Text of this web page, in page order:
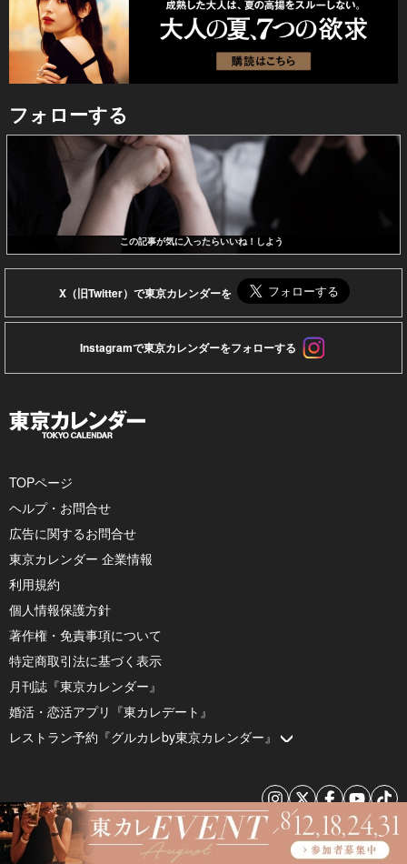
フォローする
この記事が気に入ったらいいね！しよう
X（旧Twitter）で東京カレンダーを
Instagramで東京カレンダーをフォローする
TOPページ
ヘルプ・お問合せ
広告に関するお問合せ
東京カレンダー 企業情報
利用規約
個人情報保護方針
著作権・免責事項について
特定商取引法に基づく表示
月刊誌『東京カレンダー』
婚活・恋活アプリ『東カレデート』
レストラン予約『グルカレby東京カレンダー』
© 2026 by Tokyo Calendar, Inc.